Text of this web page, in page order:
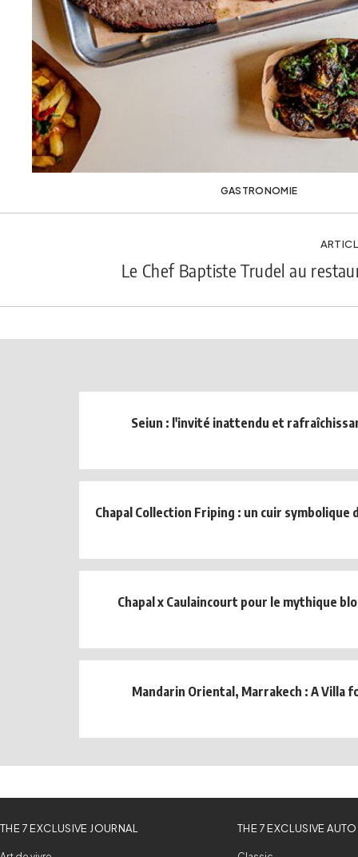
GASTRONOMIE
Le Chef Baptiste Trudel au
Seiun : l'invité inattendu et
Chapal Collection Friping : un cuir symbolique
Chapal x Caulaincourt pour le mythique
Mandarin Oriental, Marrakech : A Villa
THE 7 EXCLUSIVE JOURNAL THE 7 EXCLUSIVE AUTO